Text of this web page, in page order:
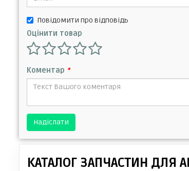
Повідомити про відповідь
Оцінити товар
Коментар *
Надіслати
КАТАЛОГ ЗАПЧАСТИН ДЛЯ